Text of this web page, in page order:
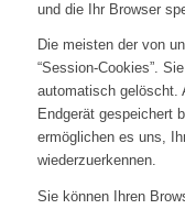
und die Ihr Browser
Die meisten der von
“Session-Cookies”.
automatisch gelöscht.
Endgerät gespeichert
ermöglichen es uns,
wiederzuerkennen.
Sie können Ihren